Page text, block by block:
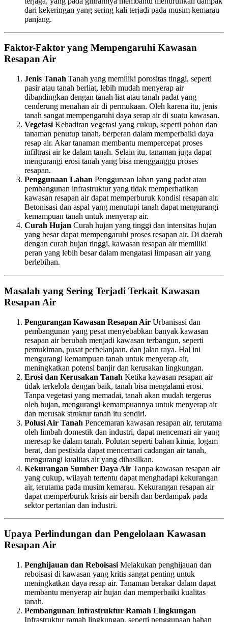
dari kekeringan yang sering kali terjadi pada musim kemarau
panjang.
Faktor-Faktor yang Mempengaruhi Kawasan
Resapan Air
Jenis Tanah Tanah yang memiliki porositas tinggi, seperti
pasir atau tanah berliat, lebih mudah menyerap air
dibandingkan dengan tanah liat atau tanah padat yang
cenderung menahan air di permukaan. Oleh karena itu, jenis
tanah sangat mempengaruhi daya serap air di suatu kawasan.
Vegetasi Kehadiran vegetasi yang cukup, seperti pohon dan
tanaman penutup tanah, berperan dalam memperbaiki daya
resap air. Akar tanaman membantu mempercepat proses
infiltrasi air ke dalam tanah. Selain itu, tanaman juga dapat
mengurangi erosi tanah yang bisa mengganggu proses
resapan.
Penggunaan Lahan Penggunaan lahan yang padat atau
pembangunan infrastruktur yang tidak memperhatikan
kawasan resapan air dapat memperburuk kondisi resapan air.
Betonisasi dan aspal yang menutupi tanah dapat mengurangi
kemampuan tanah untuk menyerap air.
Curah Hujan Curah hujan yang tinggi dan intensitas hujan
yang besar dapat mempengaruhi proses resapan air. Di daerah
dengan curah hujan tinggi, kawasan resapan air memiliki
peran yang lebih besar dalam mengatasi limpasan air yang
berlebihan.
Masalah yang Sering Terjadi Terkait Kawasan
Resapan Air
Pengurangan Kawasan Resapan Air Urbanisasi dan
pembangunan yang pesat menyebabkan banyak kawasan
resapan air berubah menjadi kawasan terbangun, seperti
pemukiman, pusat perbelanjaan, dan jalan raya. Hal ini
mengurangi kemampuan tanah untuk menyerap air,
meningkatkan potensi banjir dan kerusakan lingkungan.
Erosi dan Kerusakan Tanah Ketika kawasan resapan air
tidak terkelola dengan baik, tanah bisa mengalami erosi.
Tanpa vegetasi yang memadai, tanah akan mudah tergerus
oleh hujan, mengurangi kemampuannya untuk menyerap air
dan merusak struktur tanah itu sendiri.
Polusi Air Tanah Pencemaran kawasan resapan air, terutama
oleh limbah domestik dan industri, dapat mencemari air yang
meresap ke dalam tanah. Polutan seperti bahan kimia, logam
berat, dan pestisida dapat mencemari cadangan air tanah,
mengurangi kualitas air yang dihasilkan.
Kekurangan Sumber Daya Air Tanpa kawasan resapan air
yang cukup, wilayah tertentu dapat menghadapi kekurangan
air, terutama pada musim kemarau. Kekurangan resapan air
dapat memperburuk krisis air bersih dan berdampak pada
sektor pertanian dan industri.
Upaya Perlindungan dan Pengelolaan Kawasan
Resapan Air
Penghijauan dan Reboisasi Melakukan penghijauan dan
reboisasi di kawasan yang kritis sangat penting untuk
meningkatkan daya resap air. Tanaman berakar dalam dapat
membantu menyerap air hujan dan memperbaiki kualitas
tanah.
Pembangunan Infrastruktur Ramah Lingkungan
Infrastruktur ramah lingkungan, seperti penggunaan bahan